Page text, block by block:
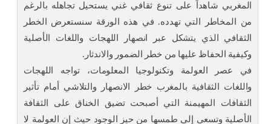
المغربي شاهداً على تنوع ثقافي غني يستحيل تجاهله بالرغم
من المخاطر التي تهدده. في هذه الورقة سنستعرض الخطر
الثقافي الذي يتشكل عبر انصهار اللهجات واللغات الأصلية
وكيفية الحفاظ عليها من خطر الضمور والاندثار.
في عصر العولمة وتكنولوجيا المعلومات، تواجه اللهجات
واللغات الثقافية بالمغرب خطر الانصهار والتلاشي أمام تأثير
الثقافات المهيمنة التي أصبحت تضيق الخناق على الثقافة
الأصلية وتسعى إلى طمسها من حيز الوجود حيث إن العولمة لا